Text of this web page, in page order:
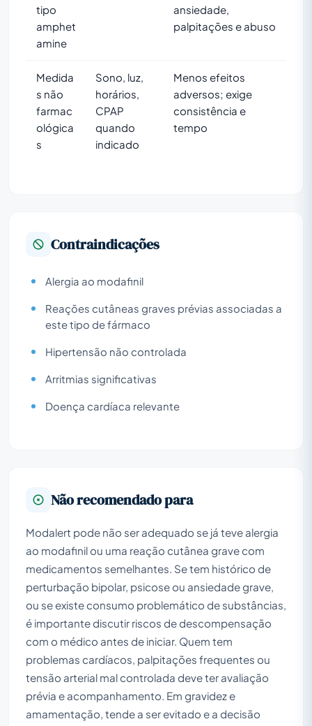
tipo
amphet
amine
ansiedade,
palpitações e abuso
Medida
s não
farmac
ológica
s
Sono, luz,
horários,
CPAP
quando
indicado
Menos efeitos
adversos; exige
consistência e
tempo
Contraindicações
Alergia ao modafinil
Reações cutâneas graves prévias associadas a
este tipo de fármaco
Hipertensão não controlada
Arritmias significativas
Doença cardíaca relevante
Não recomendado para
Modalert pode não ser adequado se já teve alergia
ao modafinil ou uma reação cutânea grave com
medicamentos semelhantes. Se tem histórico de
perturbação bipolar, psicose ou ansiedade grave,
ou se existe consumo problemático de substâncias,
é importante discutir riscos de descompensação
com o médico antes de iniciar. Quem tem
problemas cardíacos, palpitações frequentes ou
tensão arterial mal controlada deve ter avaliação
prévia e acompanhamento. Em gravidez e
amamentação, tende a ser evitado e a decisão